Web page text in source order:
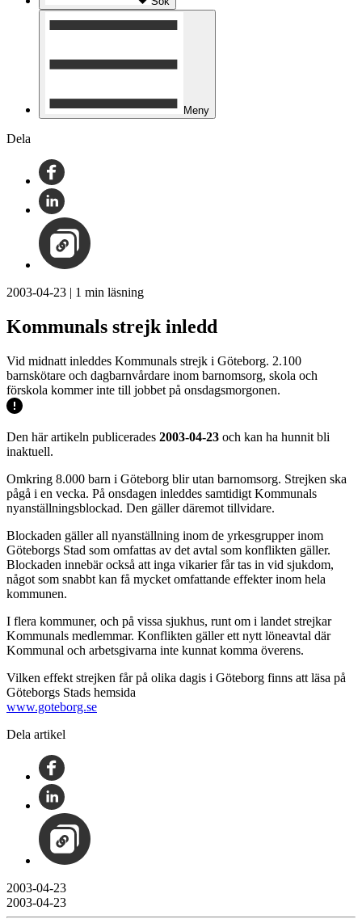
Meny
Dela
2003-04-23 | 1 min läsning
Kommunals strejk inledd
Vid midnatt inleddes Kommunals strejk i Göteborg. 2.100
barnskötare och dagbarnvårdare inom barnomsorg, skola och
förskola kommer inte till jobbet på onsdagsmorgonen.
Den här artikeln publicerades 2003-04-23 och kan ha hunnit bli
inaktuell.
Omkring 8.000 barn i Göteborg blir utan barnomsorg. Strejken ska
pågå i en vecka. På onsdagen inleddes samtidigt Kommunals
nyanställningsblockad. Den gäller däremot tillvidare.
Blockaden gäller all nyanställning inom de yrkesgrupper inom
Göteborgs Stad som omfattas av det avtal som konflikten gäller.
Blockaden innebär också att inga vikarier får tas in vid sjukdom,
något som snabbt kan få mycket omfattande effekter inom hela
kommunen.
I flera kommuner, och på vissa sjukhus, runt om i landet strejkar
Kommunals medlemmar. Konflikten gäller ett nytt löneavtal där
Kommunal och arbetsgivarna inte kunnat komma överens.
Vilken effekt strejken får på olika dagis i Göteborg finns att läsa på
Göteborgs Stads hemsida
www.goteborg.se
Dela artikel
2003-04-23
2003-04-23